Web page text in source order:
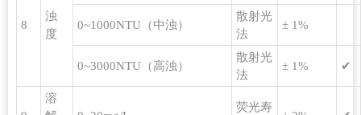
8
浊
度
0~1000NTU（中浊）
散射光
法
± 1%
0~3000NTU（高浊）
散射光
法
± 1% ✔
溶
荧光寿